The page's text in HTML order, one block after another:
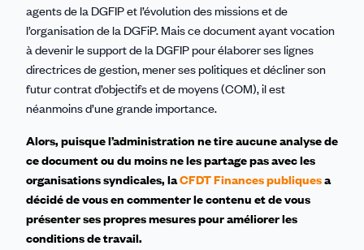
agents de la DGFIP et l’évolution des missions et de
l’organisation de la DGFiP. Mais ce document ayant vocation
à devenir le support de la DGFIP pour élaborer ses lignes
directrices de gestion, mener ses politiques et décliner son
futur contrat d’objectifs et de moyens (COM), il est
néanmoins d’une grande importance.
Alors, puisque l’administration ne tire aucune analyse de
ce document ou du moins ne les partage pas avec les
organisations syndicales, laCFDT Finances publiquesa
décidé de vous en commenter le contenu et de vous
présenter ses propres mesures pour améliorer les
conditions de travail.